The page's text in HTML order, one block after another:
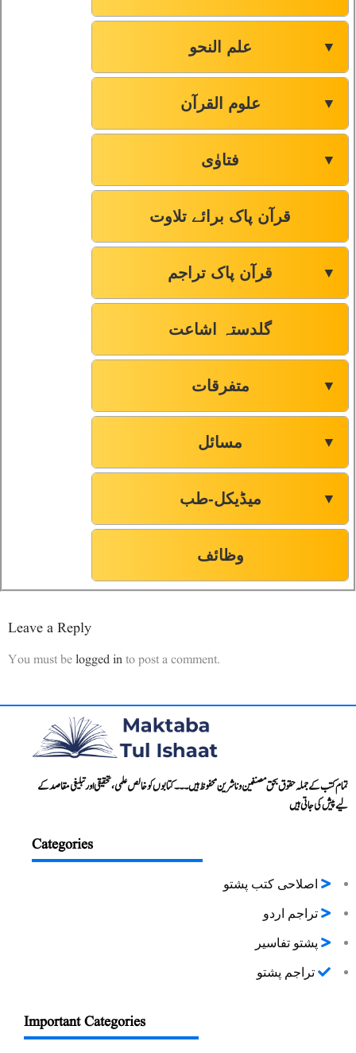
علم النحو ▼
علوم القرآن ▼
فتاوٰی ▼
قرآن پاک برائے تلاوت
قرآن پاک تراجم ▼
گلدستہ اشاعت
متفرقات ▼
مسائل ▼
میڈیکل-طب ▼
وظائف
Leave a Reply
You must belogged into post a comment.
تمام کتب کے جملہ حقوق بحق مصنفین و ناشرین محفوظ ہیں۔۔۔ کتابوں کو خالص علمی، تحقیقی اور تبلیغی مقاصد کے
لیے پیش کی جاتی ہیں
Categories
اصلاحی کتب پشتو
تراجم اردو
پشتو تفاسیر
تراجم پشتو
Important Categories